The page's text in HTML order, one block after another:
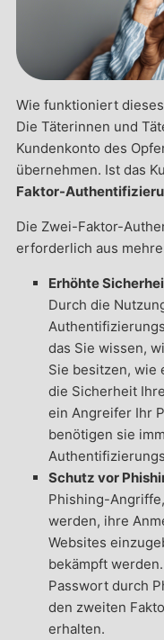
Wie funktioniert dieses
Die Täterinnen und
Kundenkonto des
übernehmen. Ist das
Faktor-
Die Zwei-Faktor-
erforderlich aus
Erhöhte
Durch die
das Sie wissen,
Sie besitzen, wie
die Sicherheit
ein Angreifer Ihr
benötigen sie
Schutz vor
Phishing-
werden, ihre
Websites
bekämpft
Passwort durch
den zweiten
erhalten.